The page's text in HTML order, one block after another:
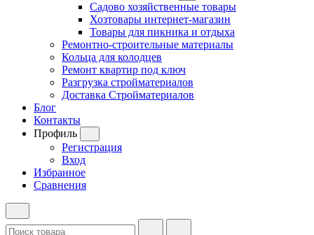
Садово хозяйственные товары
Хозтовары интернет-магазин
Товары для пикника и отдыха
Ремонтно-строительные материалы
Кольца для колодцев
Ремонт квартир под ключ
Разгрузка стройматериалов
Доставка Стройматериалов
Блог
Контакты
Профиль
Регистрация
Вход
Избранное
Сравнения